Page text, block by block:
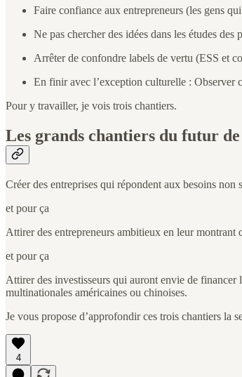
Faire confiance aux entrepreneurs (les gens
Ne pas chercher des idées dans les études
Arrêter de confondre labels de vertu (ESS et
En finir avec l’exception culturelle : Observer
Pour y travailler, je vois trois chantiers.
Les grands chantiers du futur
Créer des entreprises qui répondent aux besoins
et pour ça
Attirer des entrepreneurs ambitieux en leur montrant
et pour ça
Attirer des investisseurs qui auront envie de financer
multinationales américaines ou chinoises.
Je vous propose d’approfondir ces trois chantiers la
4